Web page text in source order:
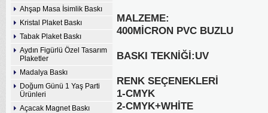
Ahşap Masa İsimlik Baskı
Kristal Plaket Baskı
Tabak Plaket Baskı
Aydın Figürlü Özel Tasarım
Plaketler
Madalya Baskı
Doğum Günü 1 Yaş Parti
Ürünleri
Açacak Magnet Baskı
MALZEME:
400MİCRON PVC BUZLU
BASKI TEKNİĞİ:UV
RENK SEÇENEKLERİ
1-CMYK
2-CMYK+WHİTE